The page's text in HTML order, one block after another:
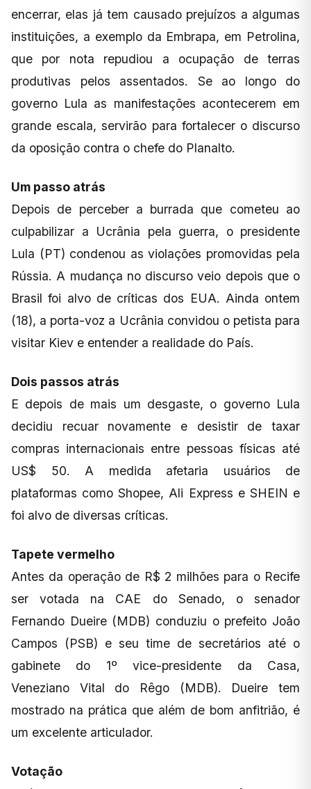
encerrar, elas já tem causado prejuízos a algumas
instituições, a exemplo da Embrapa, em Petrolina,
que por nota repudiou a ocupação de terras
produtivas pelos assentados. Se ao longo do
governo Lula as manifestações acontecerem em
grande escala, servirão para fortalecer o discurso
da oposição contra o chefe do Planalto.
Um passo atrás
Depois de perceber a burrada que cometeu ao
culpabilizar a Ucrânia pela guerra, o presidente
Lula (PT) condenou as violações promovidas pela
Rússia. A mudança no discurso veio depois que o
Brasil foi alvo de críticas dos EUA. Ainda ontem
(18), a porta-voz a Ucrânia convidou o petista para
visitar Kiev e entender a realidade do País.
Dois passos atrás
E depois de mais um desgaste, o governo Lula
decidiu recuar novamente e desistir de taxar
compras internacionais entre pessoas físicas até
US$ 50. A medida afetaria usuários de
plataformas como Shopee, Ali Express e SHEIN e
foi alvo de diversas críticas.
Tapete vermelho
Antes da operação de R$ 2 milhões para o Recife
ser votada na CAE do Senado, o senador
Fernando Dueire (MDB) conduziu o prefeito João
Campos (PSB) e seu time de secretários até o
gabinete do 1º vice-presidente da Casa,
Veneziano Vital do Rêgo (MDB). Dueire tem
mostrado na prática que além de bom anfitrião, é
um excelente articulador.
Votação